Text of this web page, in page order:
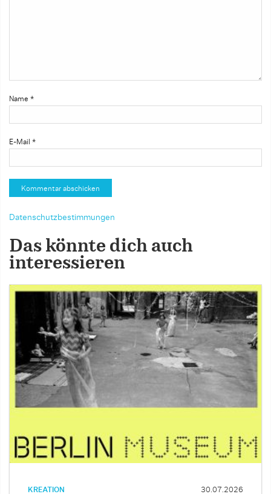
Name *
E-Mail *
Datenschutzbestimmungen
Das könnte dich auch
interessieren
KREATION 30.07.2026